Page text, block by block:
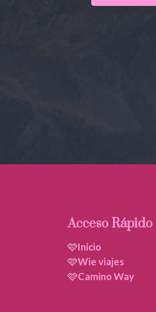
Acceso Rápido
🩷Inicio
🩷Wie viajes
🩷Camino Way